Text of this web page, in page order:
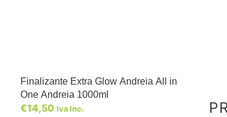
Finalizante Extra Glow Andreia All in
One Andreia 1000ml
€14,50 Iva Inc.